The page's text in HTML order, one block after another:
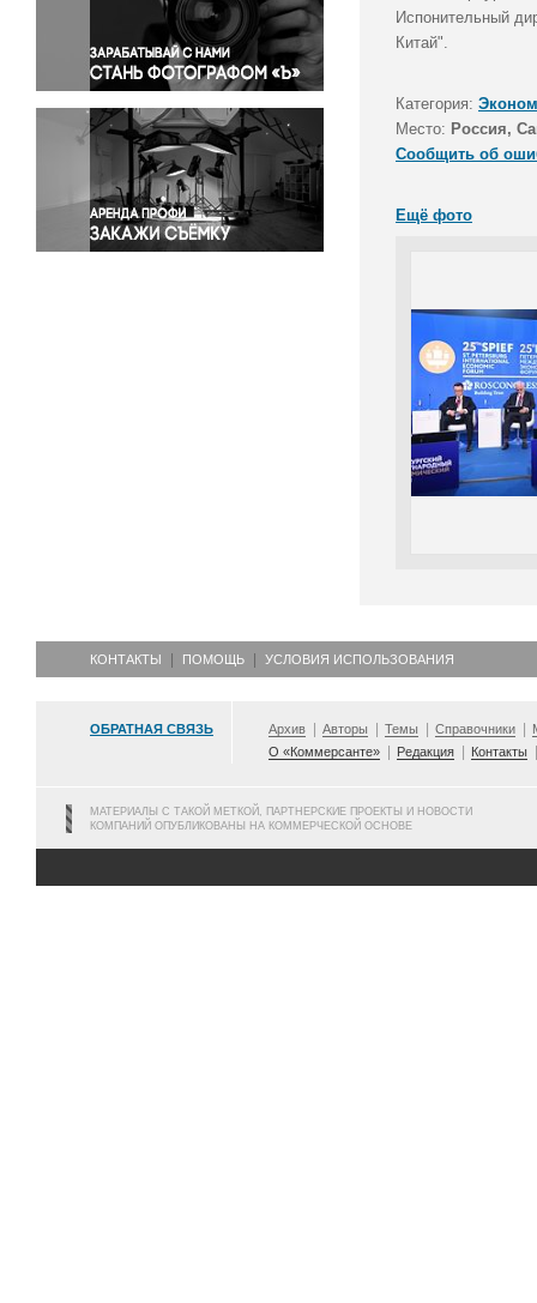
Правосудие
Происшествия и конфликты
Религия
Светская жизнь
Спорт
Экология
Экономика и бизнес
Испонительный
Китай".
Категория:
Место: Россия,
Сообщить об
Ещё фото
КОНТАКТЫ ПОМОЩЬ УСЛОВИЯ ИСПОЛЬЗОВАНИЯ
ОБРАТНАЯ СВЯЗЬ Архив Авторы Темы Справочники
О «Коммерсанте»
Редакция Контакты
МАТЕРИАЛЫ С ТАКОЙ МЕТКОЙ, ПАРТНЕРСКИЕ ПРОЕКТЫ И НОВОСТИ
КОМПАНИЙ ОПУБЛИКОВАНЫ НА КОММЕРЧЕСКОЙ ОСНОВЕ